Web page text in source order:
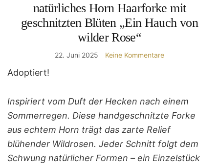
natürliches Horn Haarforke mit
geschnitzten Blüten „Ein Hauch von
wilder Rose“
22. Juni 2025 Keine Kommentare
Adoptiert!
Inspiriert vom Duft der Hecken nach einem
Sommerregen. Diese handgeschnitzte Forke
aus echtem Horn trägt das zarte Relief
blühender Wildrosen. Jeder Schnitt folgt dem
Schwung natürlicher Formen – ein Einzelstück